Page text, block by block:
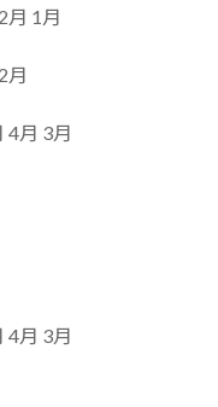
2月 1月
2月
4月 3月
4月 3月